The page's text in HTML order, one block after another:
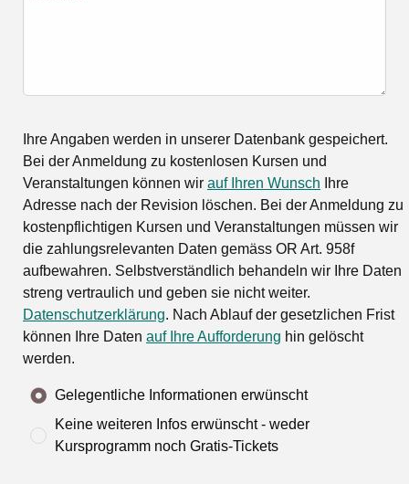
Ihre Angaben werden in unserer Datenbank gespeichert.
Bei der Anmeldung zu kostenlosen Kursen und
Veranstaltungen können wir auf Ihren Wunsch Ihre
Adresse nach der Revision löschen. Bei der Anmeldung zu
kostenpflichtigen Kursen und Veranstaltungen müssen wir
die zahlungsrelevanten Daten gemäss OR Art. 958f
aufbewahren. Selbstverständlich behandeln wir Ihre Daten
streng vertraulich und geben sie nicht weiter.
Datenschutzerklärung. Nach Ablauf der gesetzlichen Frist
können Ihre Daten auf Ihre Aufforderung hin gelöscht
werden.
Gelegentliche Informationen erwünscht
Keine weiteren Infos erwünscht - weder
Kursprogramm noch Gratis-Tickets